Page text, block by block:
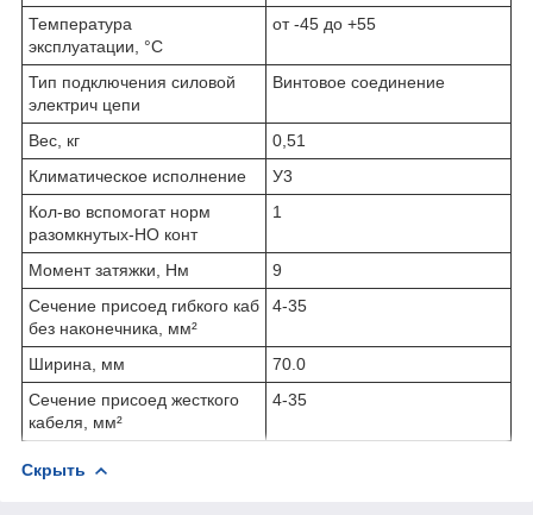
Температура
эксплуатации, °C
от -45 до +55
Тип подключения силовой
электрич цепи
Винтовое соединение
Вес, кг
0,51
Климатическое исполнение
У3
Кол-во вспомогат норм
разомкнутых-НО конт
1
Момент затяжки, Нм
9
Сечение присоед гибкого каб
без наконечника, мм²
4-35
Ширина, мм
70.0
Сечение присоед жесткого
кабеля, мм²
4-35
Скрыть